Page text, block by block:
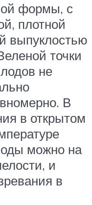
формы, с
плотной
выпуклостью
точки
не
В
в открытом
можно на
и
в